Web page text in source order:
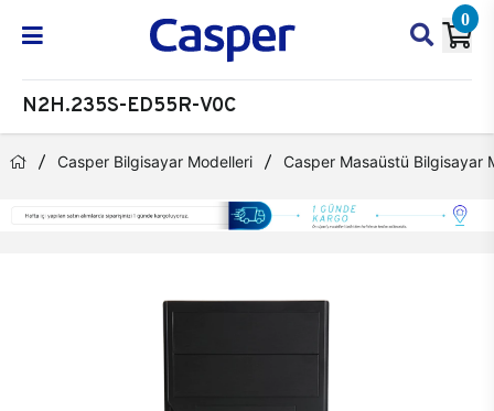
0
N2H.235S-ED55R-V0C
Casper Bilgisayar Modelleri Casper Masaüstü Bilgisayar